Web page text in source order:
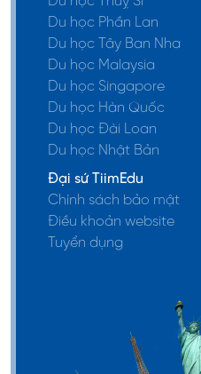
Du học Phần Lan
Du học Tây Ban Nha
Du học Malaysia
Du học Singapore
Du học Hàn Quốc
Du học Đài Loan
Du học Nhật Bản
Đại sứ TiimEdu
Chính sách bảo mật
Điều khoản website
Tuyển dụng